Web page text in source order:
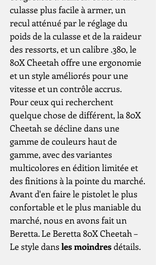
culasse plus facile à armer, un
recul atténué par le réglage du
poids de la culasse et de la raideur
des ressorts, et un calibre .380, le
80X Cheetah offre une ergonomie
et un style améliorés pour une
vitesse et un contrôle accrus.
Pour ceux qui recherchent
quelque chose de différent, la 80X
Cheetah se décline dans une
gamme de couleurs haut de
gamme, avec des variantes
multicolores en édition limitée et
des finitions à la pointe du marché.
Avant d'en faire le pistolet le plus
confortable et le plus maniable du
marché, nous en avons fait un
Beretta. Le Beretta 80X Cheetah –
Le style dans les moindresdétails.